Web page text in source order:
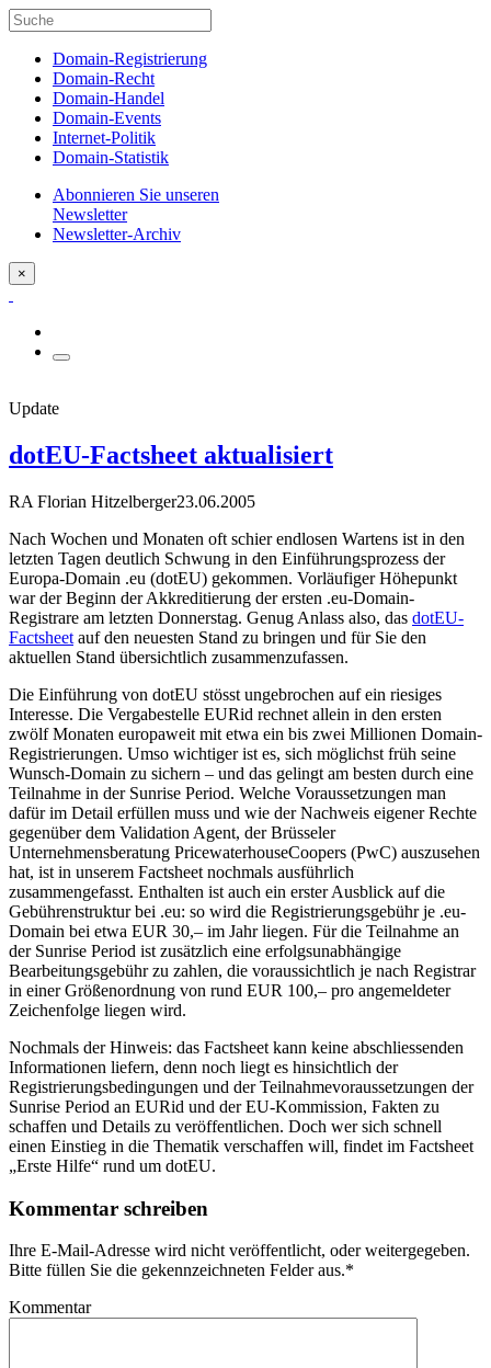
Domain-Registrierung
Domain-Recht
Domain-Handel
Domain-Events
Internet-Politik
Domain-Statistik
Abonnieren Sie unseren
Newsletter
Newsletter-Archiv
×
Update
dotEU-Factsheet aktualisiert
RA Florian Hitzelberger23.06.2005
Nach Wochen und Monaten oft schier endlosen Wartens ist in den
letzten Tagen deutlich Schwung in den Einführungsprozess der
Europa-Domain .eu (dotEU) gekommen. Vorläufiger Höhepunkt
war der Beginn der Akkreditierung der ersten .eu-Domain-
Registrare am letzten Donnerstag. Genug Anlass also, das dotEU-
Factsheet auf den neuesten Stand zu bringen und für Sie den
aktuellen Stand übersichtlich zusammenzufassen.
Die Einführung von dotEU stösst ungebrochen auf ein riesiges
Interesse. Die Vergabestelle EURid rechnet allein in den ersten
zwölf Monaten europaweit mit etwa ein bis zwei Millionen Domain-
Registrierungen. Umso wichtiger ist es, sich möglichst früh seine
Wunsch-Domain zu sichern – und das gelingt am besten durch eine
Teilnahme in der Sunrise Period. Welche Voraussetzungen man
dafür im Detail erfüllen muss und wie der Nachweis eigener Rechte
gegenüber dem Validation Agent, der Brüsseler
Unternehmensberatung PricewaterhouseCoopers (PwC) auszusehen
hat, ist in unserem Factsheet nochmals ausführlich
zusammengefasst. Enthalten ist auch ein erster Ausblick auf die
Gebührenstruktur bei .eu: so wird die Registrierungsgebühr je .eu-
Domain bei etwa EUR 30,– im Jahr liegen. Für die Teilnahme an
der Sunrise Period ist zusätzlich eine erfolgsunabhängige
Bearbeitungsgebühr zu zahlen, die voraussichtlich je nach Registrar
in einer Größenordnung von rund EUR 100,– pro angemeldeter
Zeichenfolge liegen wird.
Nochmals der Hinweis: das Factsheet kann keine abschliessenden
Informationen liefern, denn noch liegt es hinsichtlich der
Registrierungsbedingungen und der Teilnahmevoraussetzungen der
Sunrise Period an EURid und der EU-Kommission, Fakten zu
schaffen und Details zu veröffentlichen. Doch wer sich schnell
einen Einstieg in die Thematik verschaffen will, findet im Factsheet
„Erste Hilfe“ rund um dotEU.
Kommentar schreiben
Ihre E-Mail-Adresse wird nicht veröffentlicht, oder weitergegeben.
Bitte füllen Sie die gekennzeichneten Felder aus.*
Kommentar